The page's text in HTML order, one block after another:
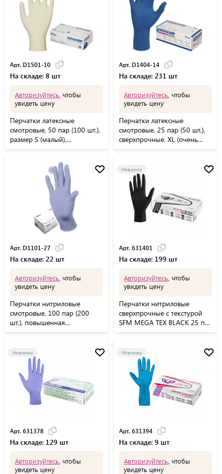
Арт. D1501-10
На складе: 8 шт
Авторизуйтесь , чтобы
увидеть цену
Перчатки латексные
смотровые, 50 пар (100 шт.),
размер S (малый),
Арт. D1404-14
На складе: 231 шт
Авторизуйтесь , чтобы
увидеть цену
Перчатки латексные
смотровые, 25 пар (50 шт.),
сверхпрочные, XL (очень
Арт. D1101-27
На складе: 22 шт
Авторизуйтесь , чтобы
увидеть цену
Перчатки нитриловые
смотровые, 100 пар (200
шт.), повышенная
D1101-27
Новинка
Арт. 631401
На складе: 199 шт
Авторизуйтесь , чтобы
увидеть цену
Перчатки нитриловые
сверхпрочные с текстурой
SFM MEGA TEX BLACK 25 пар
Новинка
Арт. 631378
На складе: 129 шт
Авторизуйтесь , чтобы
увидеть цену
Новинка
Арт. 631394
На складе: 9 шт
Авторизуйтесь , чтобы
увидеть цену